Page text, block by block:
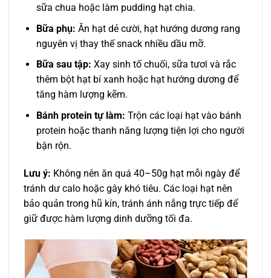
sữa chua hoặc làm pudding hạt chia.
Bữa phụ: Ăn hạt dẻ cười, hạt hướng dương rang
nguyên vị thay thế snack nhiều dầu mỡ.
Bữa sau tập: Xay sinh tố chuối, sữa tươi và rắc
thêm bột hạt bí xanh hoặc hạt hướng dương để
tăng hàm lượng kẽm.
Bánh protein tự làm: Trộn các loại hạt vào bánh
protein hoặc thanh năng lượng tiện lợi cho người
bận rộn.
Lưu ý: Không nên ăn quá 40–50g hạt mỗi ngày để
tránh dư calo hoặc gây khó tiêu. Các loại hạt nên
bảo quản trong hũ kín, tránh ánh nắng trực tiếp để
giữ được hàm lượng dinh dưỡng tối đa.